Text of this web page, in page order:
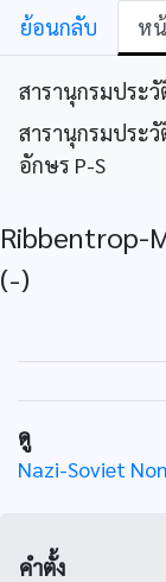
ย้อนกลับ ห
สารานุกรมประ
สารานุกรมประ
อักษร P-S
Ribbentrop-
(-)
ดู
Nazi-Soviet
คำตั้ง